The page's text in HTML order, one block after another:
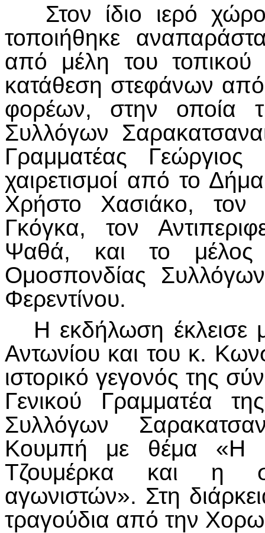
Στον ίδιο ιερό
τοποιήθηκε
από μέλη του τοπικού
κατάθεση στεφάνων
φορέων, στην οποία
Συλλόγων
Γραμματέας
χαιρετισμοί από το
Χρήστο Χασιάκο,
Γκόγκα, τον
Ψαθά, και το μέλος
Ομοσπονδίας
Φερεντίνου.
Η εκδήλωση έκλεισε
Αντωνίου και του κ.
ιστορικό γεγονός της
Γενικού Γραμματέα
Συλλόγων
Κουμπή με θέμα «Η
Τζουμέρκα και η
αγωνιστών». Στη
τραγούδια από την